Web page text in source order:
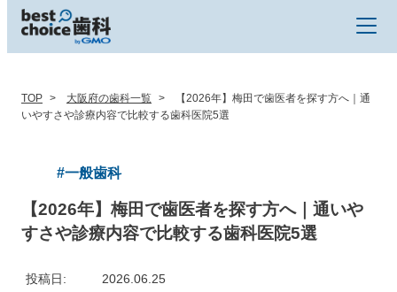
TOP 大阪府の歯科一覧
【2026年】梅田で歯医者を探す方へ｜通
いやすさや診療内容で比較する歯科医院5選
#一般歯科
【2026年】梅田で歯医者を探す方へ｜通いや
すさや診療内容で比較する歯科医院5選
投稿日 2026.06.25